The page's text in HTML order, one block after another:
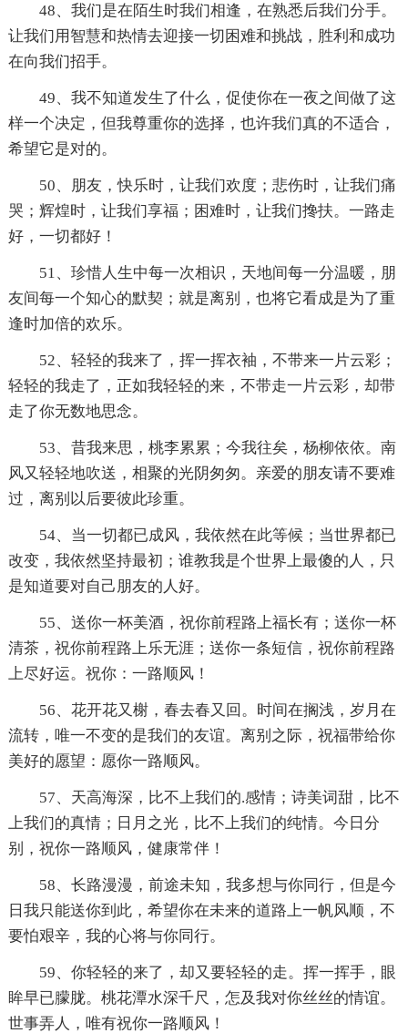
48、我们是在陌生时我们相逢，在熟悉后我们分手。
让我们用智慧和热情去迎接一切困难和挑战，胜利和成功
在向我们招手。
49、我不知道发生了什么，促使你在一夜之间做了这
样一个决定，但我尊重你的选择，也许我们真的不适合，
希望它是对的。
50、朋友，快乐时，让我们欢度；悲伤时，让我们痛
哭；辉煌时，让我们享福；困难时，让我们搀扶。一路走
好，一切都好！
51、珍惜人生中每一次相识，天地间每一分温暖，朋
友间每一个知心的默契；就是离别，也将它看成是为了重
逢时加倍的欢乐。
52、轻轻的我来了，挥一挥衣袖，不带来一片云彩；
轻轻的我走了，正如我轻轻的来，不带走一片云彩，却带
走了你无数地思念。
53、昔我来思，桃李累累；今我往矣，杨柳依依。南
风又轻轻地吹送，相聚的光阴匆匆。亲爱的朋友请不要难
过，离别以后要彼此珍重。
54、当一切都已成风，我依然在此等候；当世界都已
改变，我依然坚持最初；谁教我是个世界上最傻的人，只
是知道要对自己朋友的人好。
55、送你一杯美酒，祝你前程路上福长有；送你一杯
清茶，祝你前程路上乐无涯；送你一条短信，祝你前程路
上尽好运。祝你：一路顺风！
56、花开花又榭，春去春又回。时间在搁浅，岁月在
流转，唯一不变的是我们的友谊。离别之际，祝福带给你
美好的愿望：愿你一路顺风。
57、天高海深，比不上我们的.感情；诗美词甜，比不
上我们的真情；日月之光，比不上我们的纯情。今日分
别，祝你一路顺风，健康常伴！
58、长路漫漫，前途未知，我多想与你同行，但是今
日我只能送你到此，希望你在未来的道路上一帆风顺，不
要怕艰辛，我的心将与你同行。
59、你轻轻的来了，却又要轻轻的走。挥一挥手，眼
眸早已朦胧。桃花潭水深千尺，怎及我对你丝丝的情谊。
世事弄人，唯有祝你一路顺风！